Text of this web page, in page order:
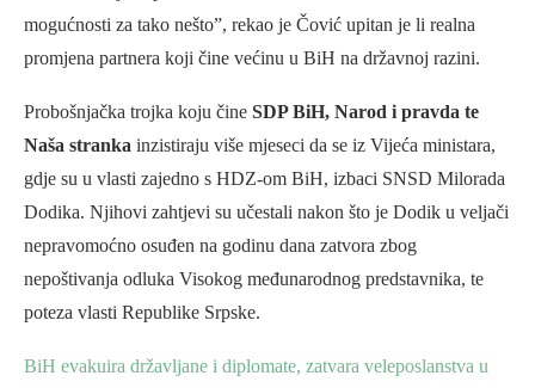
mogućnosti za tako nešto”, rekao je Čović upitan je li realna
promjena partnera koji čine većinu u BiH na državnoj razini.
Probošnjačka trojka koju čine SDP BiH, Narod i pravda te
Naša stranka inzistiraju više mjeseci da se iz Vijeća ministara,
gdje su u vlasti zajedno s HDZ-om BiH, izbaci SNSD Milorada
Dodika. Njihovi zahtjevi su učestali nakon što je Dodik u veljači
nepravomoćno osuđen na godinu dana zatvora zbog
nepoštivanja odluka Visokog međunarodnog predstavnika, te
poteza vlasti Republike Srpske.
BiH evakuira državljane i diplomate, zatvara veleposlanstva u